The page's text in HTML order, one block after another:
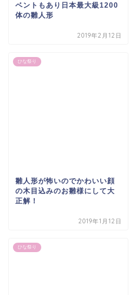
ベントもあり日本最大級1200
体の雛人形
2019年2月12日
ひな祭り
雛人形が怖いのでかわいい顔
の木目込みのお雛様にして大
正解！
2019年1月12日
ひな祭り